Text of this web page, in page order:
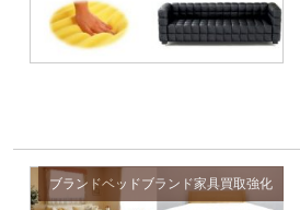
ブランドベッドブランド家具買取強化